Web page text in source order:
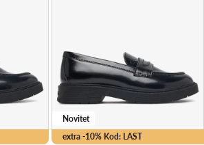
extra -10% Kod: LAST
Novitet